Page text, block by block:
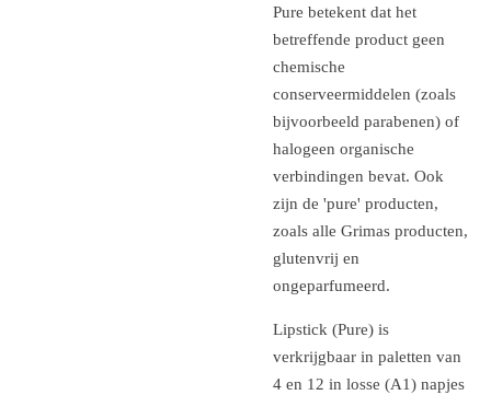
Pure betekent dat het
betreffende product geen
chemische
conserveermiddelen (zoals
bijvoorbeeld parabenen) of
halogeen organische
verbindingen bevat. Ook
zijn de 'pure' producten,
zoals alle Grimas producten,
glutenvrij en
ongeparfumeerd.
Lipstick (Pure) is
verkrijgbaar in paletten van
4 en 12 in losse (A1) napjes